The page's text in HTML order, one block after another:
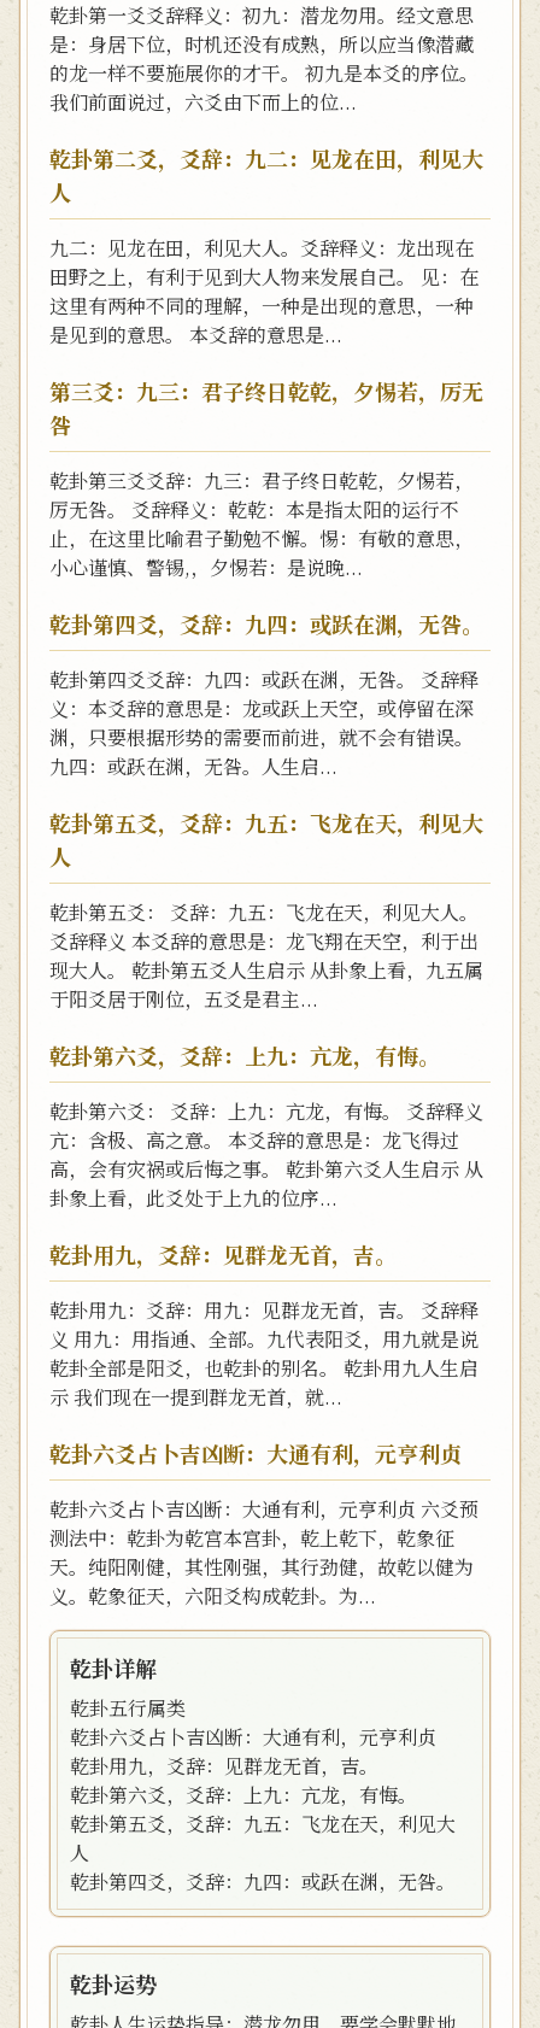
乾卦第一爻爻辞释义：初九：潜龙勿用。经文意思
是：身居下位，时机还没有成熟，所以应当像潜藏
的龙一样不要施展你的才干。 初九是本爻的序位。
我们前面说过，六爻由下而上的位...
乾卦第二爻，爻辞：九二：见龙在田，利见大
人
九二：见龙在田，利见大人。爻辞释义：龙出现在
田野之上，有利于见到大人物来发展自己。 见：在
这里有两种不同的理解，一种是出现的意思，一种
是见到的意思。 本爻辞的意思是...
第三爻：九三：君子终日乾乾，夕惕若，厉无
咎
乾卦第三爻爻辞：九三：君子终日乾乾，夕惕若，
厉无咎。 爻辞释义：乾乾：本是指太阳的运行不
止，在这里比喻君子勤勉不懈。惕：有敬的意思，
小心谨慎、警锡,，夕惕若：是说晚...
乾卦第四爻，爻辞：九四：或跃在渊，无咎。
乾卦第四爻爻辞：九四：或跃在渊，无咎。 爻辞释
义：本爻辞的意思是：龙或跃上天空，或停留在深
渊，只要根据形势的需要而前进，就不会有错误。
九四：或跃在渊，无咎。人生启...
乾卦第五爻，爻辞：九五：飞龙在天，利见大
人
乾卦第五爻： 爻辞：九五：飞龙在天，利见大人。
爻辞释义 本爻辞的意思是：龙飞翔在天空，利于出
现大人。 乾卦第五爻人生启示 从卦象上看，九五属
于阳爻居于刚位，五爻是君主...
乾卦第六爻，爻辞：上九：亢龙，有悔。
乾卦第六爻： 爻辞：上九：亢龙，有悔。 爻辞释义
亢：含极、高之意。 本爻辞的意思是：龙飞得过
高，会有灾祸或后悔之事。 乾卦第六爻人生启示 从
卦象上看，此爻处于上九的位序...
乾卦用九，爻辞：见群龙无首，吉。
乾卦用九：爻辞：用九：见群龙无首，吉。 爻辞释
义 用九：用指通、全部。九代表阳爻，用九就是说
乾卦全部是阳爻，也乾卦的别名。 乾卦用九人生启
示 我们现在一提到群龙无首，就...
乾卦六爻占卜吉凶断：大通有利，元亨利贞
乾卦六爻占卜吉凶断：大通有利，元亨利贞 六爻预
测法中：乾卦为乾宫本宫卦，乾上乾下，乾象征
天。纯阳刚健，其性刚强，其行劲健，故乾以健为
义。乾象征天，六阳爻构成乾卦。为...
乾卦详解
乾卦五行属类
乾卦六爻占卜吉凶断：大通有利，元亨利贞
乾卦用九，爻辞：见群龙无首，吉。
乾卦第六爻，爻辞：上九：亢龙，有悔。
乾卦第五爻，爻辞：九五：飞龙在天，利见大
人
乾卦第四爻，爻辞：九四：或跃在渊，无咎。
乾卦运势